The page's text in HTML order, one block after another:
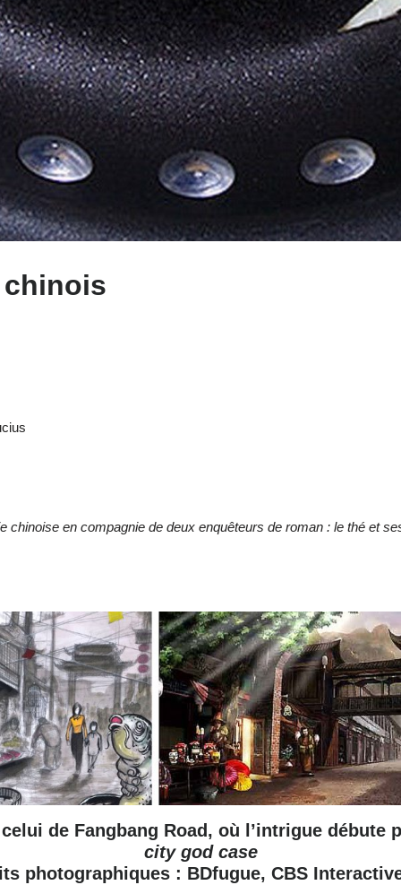
chinois
chinoise en compagnie de deux enquêteurs de roman : le thé et
de Fangbang Road, où l’intrigue
city god case
photographiques : BDfugue, CBS